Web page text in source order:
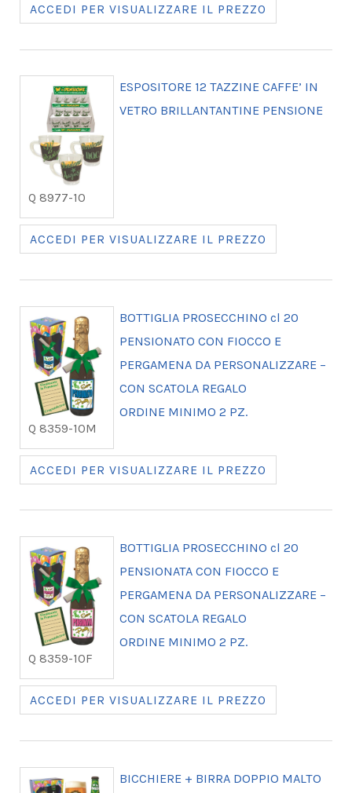
ACCEDI PER VISUALIZZARE IL PREZZO
Q 8977-10
ESPOSITORE 12 TAZZINE CAFFE’ IN
VETRO BRILLANTANTINE PENSIONE
ACCEDI PER VISUALIZZARE IL PREZZO
Q 8359-10M
BOTTIGLIA PROSECCHINO cl 20
PENSIONATO CON FIOCCO E
PERGAMENA DA PERSONALIZZARE –
CON SCATOLA REGALO
ORDINE MINIMO 2 PZ.
ACCEDI PER VISUALIZZARE IL PREZZO
Q 8359-10F
BOTTIGLIA PROSECCHINO cl 20
PENSIONATA CON FIOCCO E
PERGAMENA DA PERSONALIZZARE –
CON SCATOLA REGALO
ORDINE MINIMO 2 PZ.
ACCEDI PER VISUALIZZARE IL PREZZO
BICCHIERE + BIRRA DOPPIO MALTO